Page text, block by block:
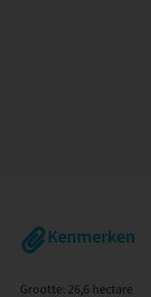
Kenmerken
Grootte: 26,6 hectare